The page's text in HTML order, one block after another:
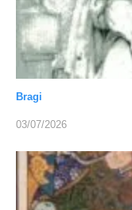
Bragi
03/07/2026